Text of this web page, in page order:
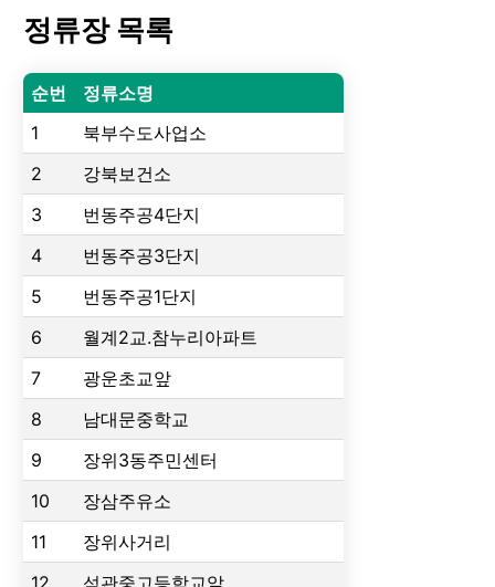
정류장 목록
순번
정류소명
1
북부수도사업소
2
강북보건소
3
번동주공4단지
4
번동주공3단지
5
번동주공1단지
6
월계2교.참누리아파트
7
광운초교앞
8
남대문중학교
9
장위3동주민센터
10
장삼주유소
11
장위사거리
12
석관중고등학교앞